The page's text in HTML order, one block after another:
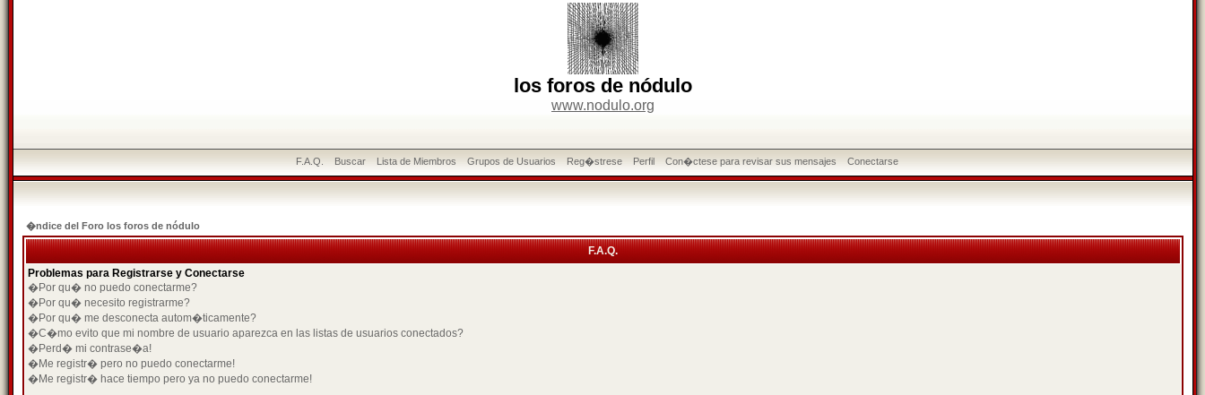
los foros de nódulo
www.nodulo.org
F.A.Q. Buscar Lista de Miembros Grupos de Usuarios Reg�strese Perfil Con�ctese para revisar sus mensajes Conectarse
�ndice del Foro los foros de nódulo
F.A.Q.
Problemas para Registrarse y Conectarse
�Por qu� no puedo conectarme?
�Por qu� necesito registrarme?
�Por qu� me desconecta autom�ticamente?
�C�mo evito que mi nombre de usuario aparezca en las listas de usuarios conectados?
�Perd� mi contrase�a!
�Me registr� pero no puedo conectarme!
�Me registr� hace tiempo pero ya no puedo conectarme!